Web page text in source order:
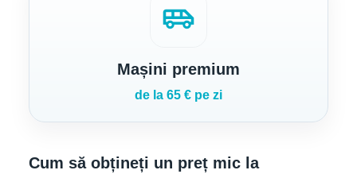
airport_shuttle
Mașini premium
de la 65 € pe zi
Cum să obțineți un preț mic la